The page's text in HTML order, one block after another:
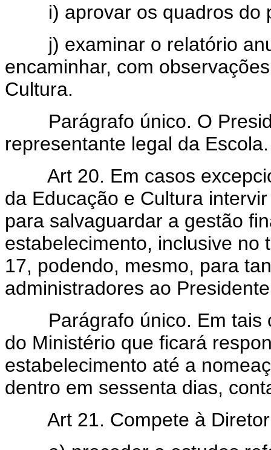
i) aprovar os quadros do
j) examinar o relatório
encaminhar, com
Cultura.
Parágrafo único. O
representante legal da Escola.
Art 20. Em casos
da Educação e Cultura
para salvaguardar a gestão
estabelecimento, inclusive no
17, podendo, mesmo, para
administradores ao
Parágrafo único. Em tais
do Ministério que ficará
estabelecimento até a
dentro em sessenta dias,
Art 21. Compete à